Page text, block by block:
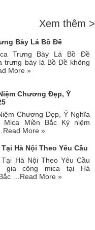
Xem thêm >
Bày Lá Bồ Đề
Trưng Bày Lá Bồ Đề
trưng bày lá Bồ Đề không
More »
Chương Đẹp, Ý
Chương Đẹp, Ý Nghĩa
Mica Miền Bắc Kỷ niệm
Read More »
Hà Nội Theo Yêu Cầu
Hà Nội Theo Yêu Cầu
gia công mica tại Hà
…Read More »